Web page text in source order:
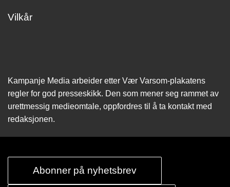
Vilkår
Kampanje Media arbeider etter Vær Varsom-plakatens
regler for god presseskikk. Den som mener seg rammet av
urettmessig medie­omtale, oppfordres til å ta kontakt med
redaksjonen.
Abonner på nyhetsbrev